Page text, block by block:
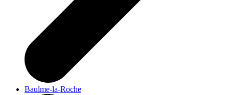
Baulme-la-Roche